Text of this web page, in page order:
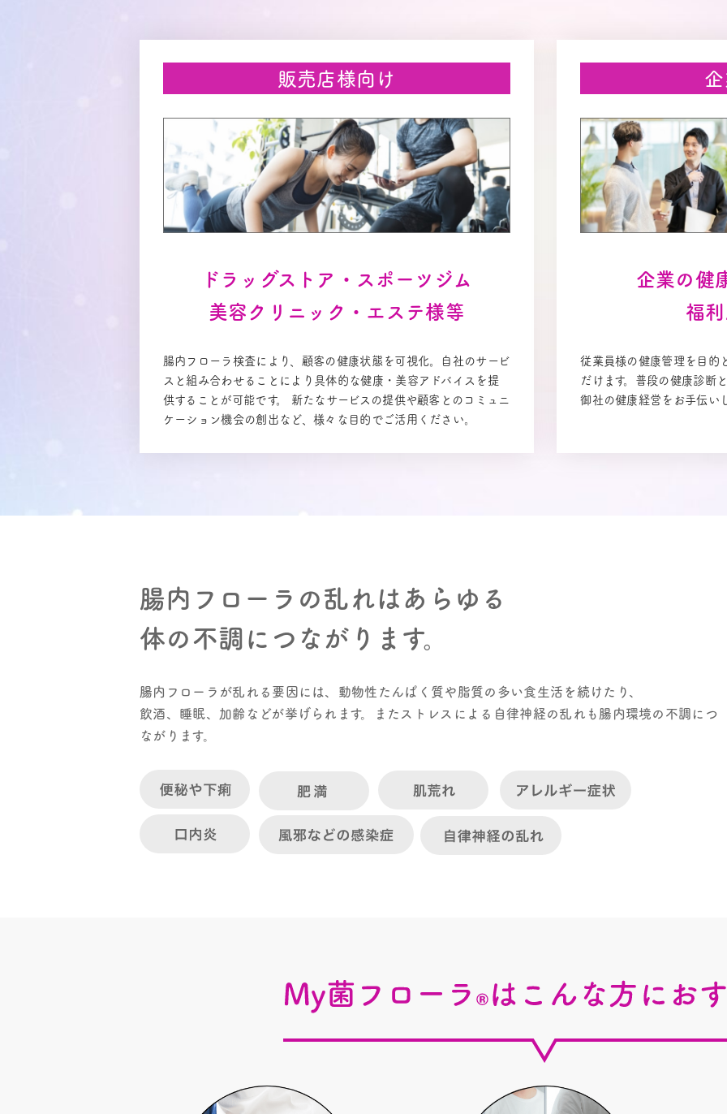
販売店様向け
ドラッグストア・スポーツジム
美容クリニック・エステ様等
腸内フローラ検査により、顧客の健康状態を可視化。自社のサービ
スと組み合わせることにより具体的な健康・美容アドバイスを提
供することが可能です。 新たなサービスの提供や顧客とのコミュニ
ケーション機会の創出など、様々な目的でご活用ください。
企業の健
福
従業員様の健康管理を目的
だけます。普段の健康診断
御社の健康経営をお手伝い
腸内フローラの乱れはあらゆる
体の不調につながります。
腸内フローラが乱れる要因には、動物性たんぱく質や脂質の多い食生活を続けたり、
飲酒、睡眠、加齢などが挙げられます。またストレスによる自律神経の乱れも腸内環境の不調につ
ながります。